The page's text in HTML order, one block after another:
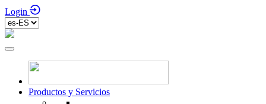
Login
Productos y Servicios